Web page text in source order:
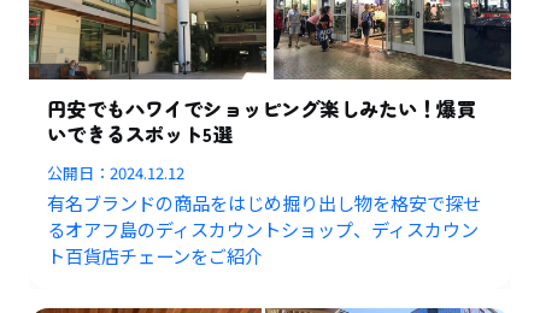
円安でもハワイでショッピング楽しみたい！爆買
いできるスポット5選
公開日：2024.12.12
有名ブランドの商品をはじめ掘り出し物を格安で探せ
るオアフ島のディスカウントショップ、ディスカウン
ト百貨店チェーンをご紹介